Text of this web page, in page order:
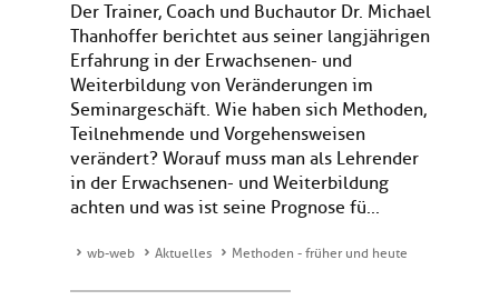
Der Trainer, Coach und Buchautor Dr. Michael
Thanhoffer berichtet aus seiner langjährigen
Erfahrung in der Erwachsenen- und
Weiterbildung von Veränderungen im
Seminargeschäft. Wie haben sich Methoden,
Teilnehmende und Vorgehensweisen
verändert? Worauf muss man als Lehrender
in der Erwachsenen- und Weiterbildung
achten und was ist seine Prognose fü...
wb-web Aktuelles Methoden - früher und heute